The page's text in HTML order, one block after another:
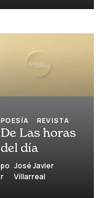
POESÍA REVISTA
De Las horas
del día
po
r
José Javier
Villarreal